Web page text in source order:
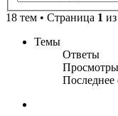
18 тем • Страница 1 из
Темы
Ответы
Просмотры